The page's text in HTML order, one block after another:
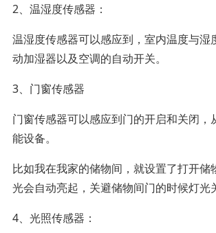
2、温湿度传感器：
温湿度传感器可以感应到，室内温度与湿
动加湿器以及空调的自动开关。
3、门窗传感器
门窗传感器可以感应到门的开启和关闭，
能设备。
比如我在我家的储物间，就设置了打开储
光会自动亮起，关避储物间门的时候灯光
4、光照传感器：